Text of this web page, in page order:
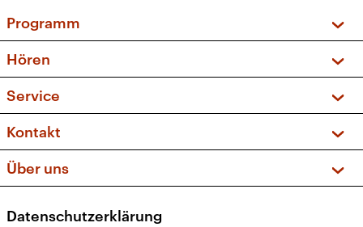
Programm
Sendungen und Podcasts
Musikliste
Kakadu – Das Kinderprogramm
Hören
Frequenzen (UKW + DAB+)
Service
FAQ
Apps
Newsletter
Kontakt
Social Media
Über uns
Datenschutzerklärung